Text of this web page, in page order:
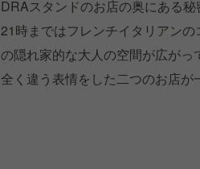
DRAスタンドのお店の奥にある
21時まではフレンチイタリアン
の隠れ家的な大人の空間が広がっ
全く違う表情をした二つのお店